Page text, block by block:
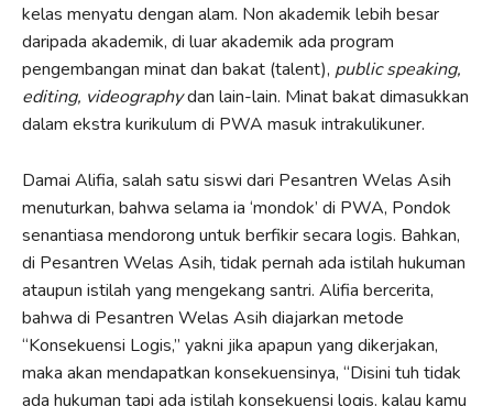
kelas menyatu dengan alam. Non akademik lebih besar
daripada akademik, di luar akademik ada program
pengembangan minat dan bakat (talent), public speaking,
editing, videographydan lain-lain. Minat bakat dimasukkan
dalam ekstra kurikulum di PWA masuk intrakulikuner.
Damai Alifia, salah satu siswi dari Pesantren Welas Asih
menuturkan, bahwa selama ia ‘mondok’ di PWA, Pondok
senantiasa mendorong untuk berfikir secara logis. Bahkan,
di Pesantren Welas Asih, tidak pernah ada istilah hukuman
ataupun istilah yang mengekang santri. Alifia bercerita,
bahwa di Pesantren Welas Asih diajarkan metode
“Konsekuensi Logis,” yakni jika apapun yang dikerjakan,
maka akan mendapatkan konsekuensinya, “Disini tuh tidak
ada hukuman tapi ada istilah konsekuensi logis. kalau kamu